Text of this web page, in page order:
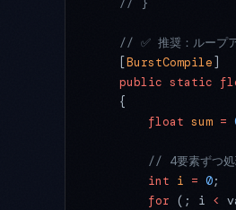
    // }
// ✅ 推奨：ループ
    [
BurstCompile ]
    public
static
    {
        float
sum =
// 4要素ずつ処
        int
i = 0;
        for
(; i <